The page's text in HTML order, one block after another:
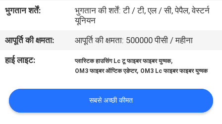
करें
मामलों
भुगतान शर्तें:
भुगतान की शर्तें: टी / टी, एल / सी, पेपैल, वेस्टर्न
यूनियन
आपूर्ति की क्षमता:
आपूर्ति की क्षमता: 500000 पीसी / महीना
हाई लाइट:
प्लास्टिक हाउसिंग Lc टू फाइबर फाइबर युग्मक,
OM3 फाइबर ऑप्टिक एडेप्टर, OM3 Lc फाइबर फाइबर युग्मक
सबसे अच्छी कीमत